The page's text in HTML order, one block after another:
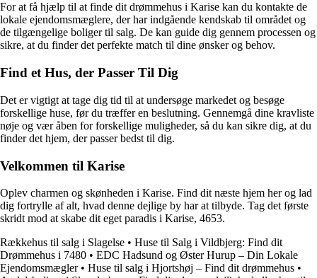
For at få hjælp til at finde dit drømmehus i Karise kan du kontakte de
lokale ejendomsmæglere, der har indgående kendskab til området og
de tilgængelige boliger til salg. De kan guide dig gennem processen og
sikre, at du finder det perfekte match til dine ønsker og behov.
Find et Hus, der Passer Til Dig
Det er vigtigt at tage dig tid til at undersøge markedet og besøge
forskellige huse, før du træffer en beslutning. Gennemgå dine kravliste
nøje og vær åben for forskellige muligheder, så du kan sikre dig, at du
finder det hjem, der passer bedst til dig.
Velkommen til Karise
Oplev charmen og skønheden i Karise. Find dit næste hjem her og lad
dig fortrylle af alt, hvad denne dejlige by har at tilbyde. Tag det første
skridt mod at skabe dit eget paradis i Karise, 4653.
Rækkehus til salg i Slagelse • Huse til Salg i Vildbjerg: Find dit
Drømmehus i 7480 • EDC Hadsund og Øster Hurup – Din Lokale
Ejendomsmægler• Huse til salg i Hjortshøj – Find dit drømmehus •